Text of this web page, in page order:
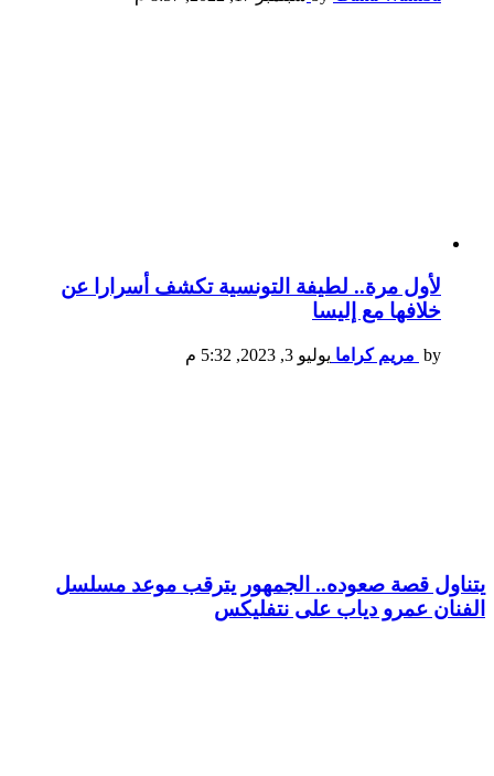
لأول مرة.. لطيفة التونسية تكشف أسرارا عن
خلافها مع إليسا
by مريم كراما يوليو 3, 2023, 5:32 م
يتناول قصة صعوده.. الجمهور يترقب موعد مسلسل
الفنان عمرو دياب على نتفليكس